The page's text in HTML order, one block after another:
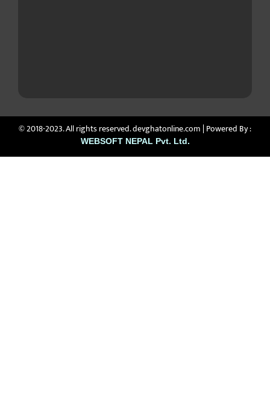
© 2018-2023. All rights reserved. devghatonline.com | Powered By :
WEBSOFT NEPAL Pvt. Ltd.